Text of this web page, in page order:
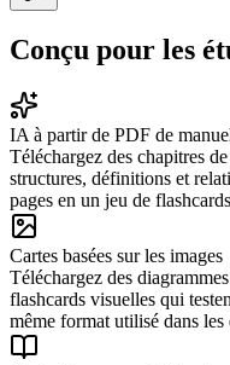
Conçu pour les
IA à partir de PDF de
Téléchargez des chapitres
structures, définitions et
pages en un jeu de
Cartes basées sur les images
Téléchargez des
flashcards visuelles qui
même format utilisé dans